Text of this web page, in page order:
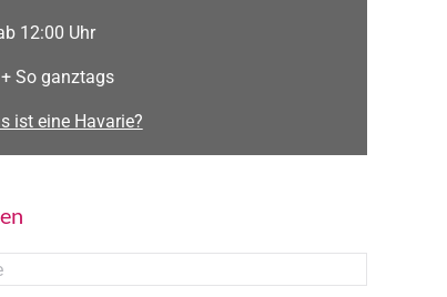
12:00 Uhr
So ganztags
ist eine Havarie?